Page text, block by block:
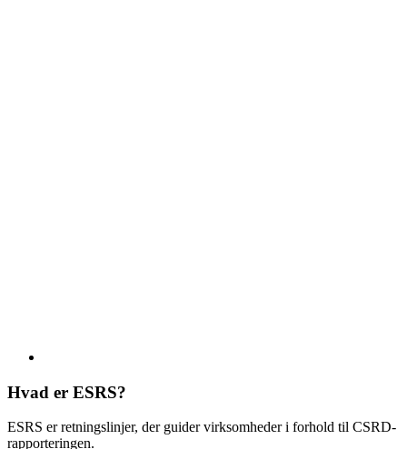
Hvad er ESRS?
ESRS er retningslinjer, der guider virksomheder i forhold til CSRD-
rapporteringen.